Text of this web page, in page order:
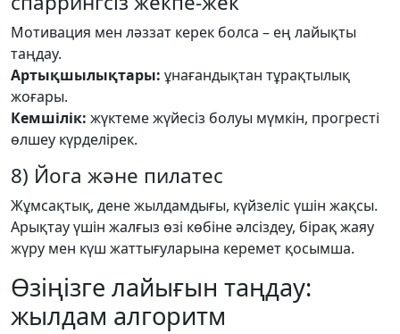
Мотивация мен ләззат керек болса – ең лайықты
таңдау.
Артықшылықтары: ұнағандықтан тұрақтылық
жоғары.
Кемшілік: жүктеме жүйесіз болуы мүмкін, прогресті
өлшеу күрделірек.
8) Йога және пилатес
Жұмсақтық, дене жылдамдығы, күйзеліс үшін жақсы.
Арықтау үшін жалғыз өзі көбіне әлсіздеу, бірақ жаяу
жүру мен күш жаттығуларына керемет қосымша.
Өзіңізге лайығын таңдау:
жылдам алгоритм